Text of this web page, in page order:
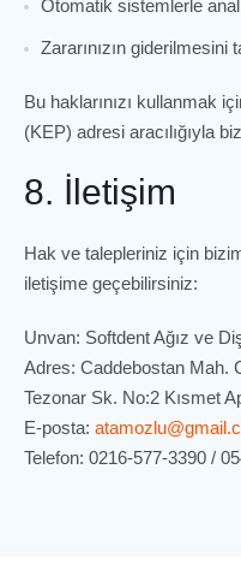
Otomatik sistemlerle
Zararınızın giderilmesini
Bu haklarınızı kullanmak
(KEP) adresi aracılığıyla
8. İletişim
Hak ve talepleriniz için
iletişime geçebilirsiniz:
Unvan: Softdent Ağız ve
Adres: Caddebostan Mah.
Tezonar Sk. No:2 Kısmet
E-posta:
Telefon: 0216-577-3390 /